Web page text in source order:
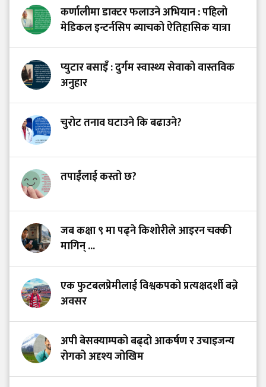
कर्णालीमा डाक्टर फलाउने अभियान : पहिलो
मेडिकल इन्टर्नसिप ब्याचको ऐतिहासिक यात्रा
प्युटार बसाइँ : दुर्गम स्वास्थ्य सेवाको वास्तविक
अनुहार
चुरोट तनाव घटाउने कि बढाउने?
तपाईंलाई कस्तो छ?
जब कक्षा ९ मा पढ्ने किशोरीले आइरन चक्की
मागिन् ...
एक फुटबलप्रेमीलाई विश्वकपको प्रत्यक्षदर्शी बन्ने
अवसर
अपी बेसक्याम्पको बढ्दो आकर्षण र उचाइजन्य
रोगको अदृश्य जोखिम